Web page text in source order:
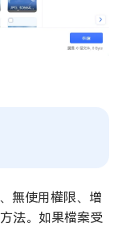
無使用權限、增
法。如果檔案受